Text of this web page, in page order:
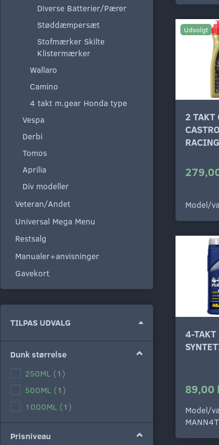
Diverse Batterier/Pærer
Støddæmpersæt
Stofmærker Skilte
Klistermærker
Wallaro
Camino
4 takt m.gear Honda type
Vespa
Derbi
Tomos
Aprilia
Div modeller
Veteran/Andet
Universal Mega Menu
Restsalg
Manualer+anvisninger
Gavekort
TILPAS UDVALG
Dunk størrelse
250ML (1 )
500ML (1 )
1000ML (1 )
Prisniveau
Udsolgt
2 TAKT
RACING
Model/
4-TAKT
89,00
Model/